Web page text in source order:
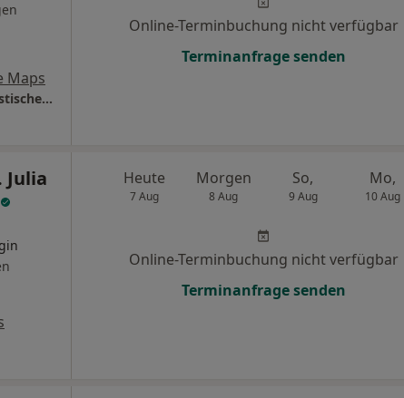
Maps
Praxis Dr.med. Jürgen Tacke Facharzt für Plastische- und Ästhetische Chirurgue
Online-Terminbuchung nicht verfügbar
Terminanfrage senden
Julia
Heute
7 Aug
Morgen
8 Aug
So,
9 Aug
Mo,
10 Aug
Online-Terminbuchung nicht verfügbar
Terminanfrage senden